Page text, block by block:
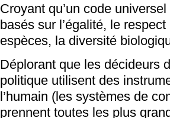
Croyant qu’un code
basés sur l’égalité, le
espèces, la diversité
Déplorant que les décideurs
politique utilisent des
l’humain (les systèmes de
prennent toutes les plus